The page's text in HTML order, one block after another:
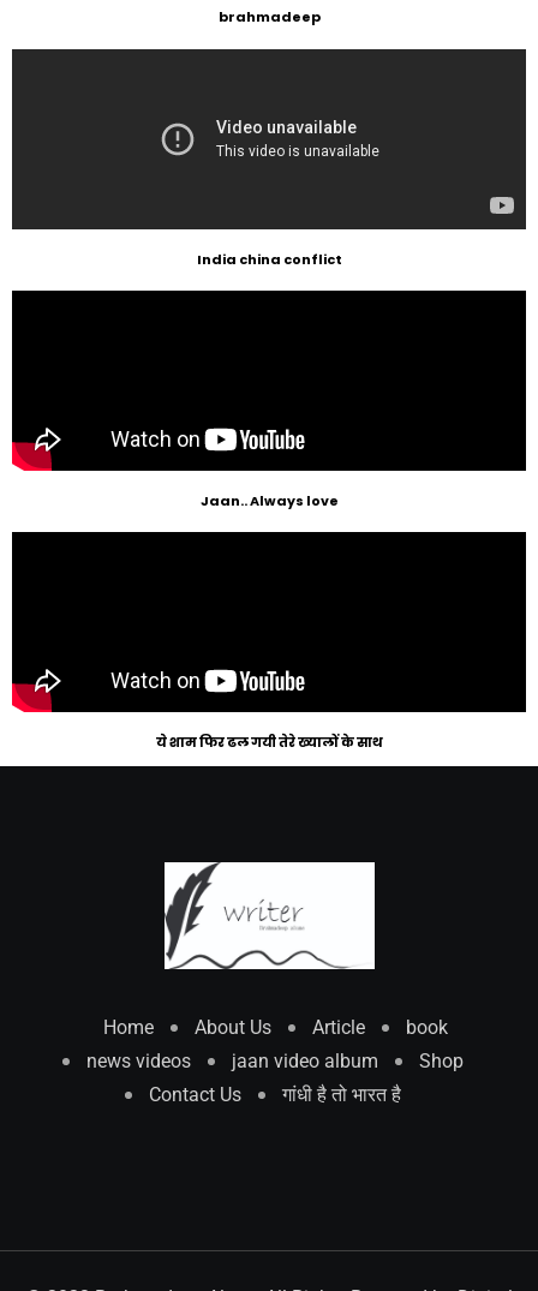
brahmadeep
India china conflict
Jaan.. Always love
ये शाम फिर ढल गयी तेरे ख्यालों के साथ
Home About Us Article
book
news videos
jaan video album
Shop
Contact Us
गांधी है तो भारत है